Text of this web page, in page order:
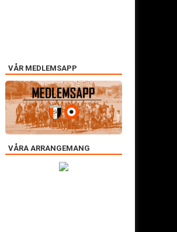
VÅR MEDLEMSAPP
VÅRA ARRANGEMANG